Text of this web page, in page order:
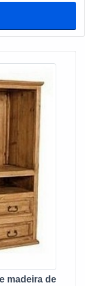
e
custo-
destaque é
só é possível
modernos e
é uma
pela
dos
segmento. Esse
e durabilidade
acha a
rústicas e
para a
a mesma
ótima qualidade
e podem
e autoridade
pelos quais a
quando o
madeira de